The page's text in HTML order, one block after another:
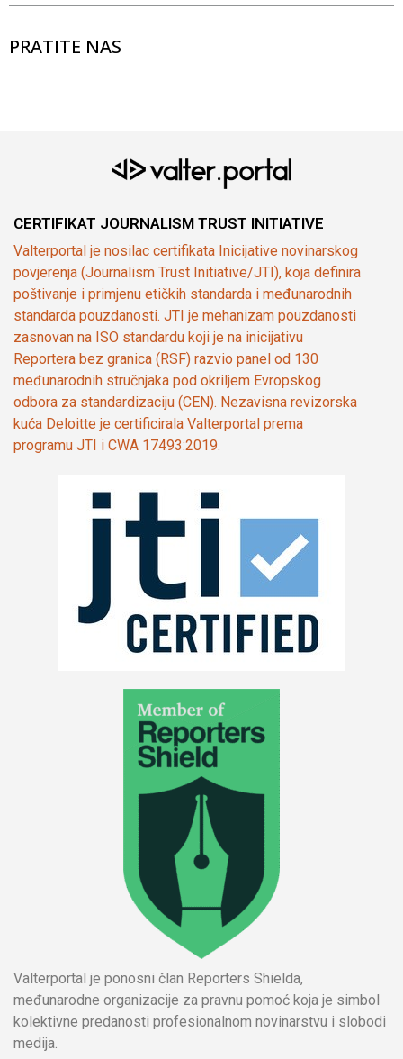
PRATITE NAS
CERTIFIKAT JOURNALISM TRUST INITIATIVE
Valterportal je nosilac certifikata Inicijative novinarskog
povjerenja (Journalism Trust Initiative/JTI), koja definira
poštivanje i primjenu etičkih standarda i međunarodnih
standarda pouzdanosti. JTI je mehanizam pouzdanosti
zasnovan na ISO standardu koji je na inicijativu
Reportera bez granica (RSF) razvio panel od 130
međunarodnih stručnjaka pod okriljem Evropskog
odbora za standardizaciju (CEN). Nezavisna revizorska
kuća Deloitte je certificirala Valterportal prema
programu JTI i CWA 17493:2019.
Valterportal je ponosni član Reporters Shielda,
međunarodne organizacije za pravnu pomoć koja je simbol
kolektivne predanosti profesionalnom novinarstvu i slobodi
medija.